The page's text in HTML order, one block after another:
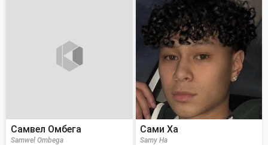
Самвел Омбега
Samwel Ombega
Сами Ха
Samy Ha